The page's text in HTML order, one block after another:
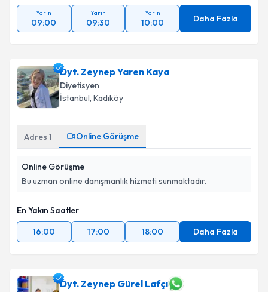
Yarın
09:00
Yarın
09:30
Yarın
10:00 Daha Fazla
Dyt. Zeynep Yaren Kaya
Diyetisyen
İstanbul, Kadıköy
Adres 1 Online Görüşme
Online Görüşme
Bu uzman online danışmanlık hizmeti sunmaktadır.
En Yakın Saatler
16:00
17:00 18:00 Daha Fazla
Dyt. Zeynep Gürel Lafçı